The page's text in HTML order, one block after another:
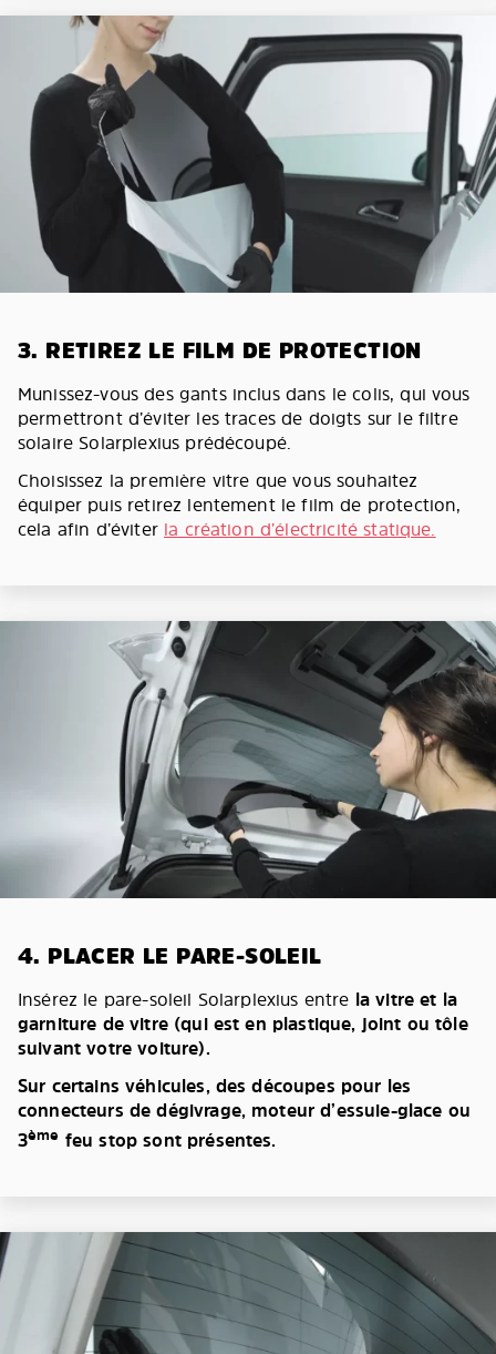
3. RETIREZ LE FILM DE PROTECTION
Munissez-vous des gants inclus dans le colis, qui vous
permettront d’éviter les traces de doigts sur le filtre
solaire Solarplexius prédécoupé.
Choisissez la première vitre que vous souhaitez
équiper puis retirez lentement le film de protection,
cela afin d’éviter la création d’électricité statique.
4. PLACER LE PARE-SOLEIL
Insérez le pare-soleil Solarplexius entre la vitre et la
garniture de vitre (qui est en plastique, joint ou tôle
suivant votre voiture).
Sur certains véhicules, des découpes pour les
connecteurs de dégivrage, moteur d’essuie-glace ou
3ème feu stop sont présentes.